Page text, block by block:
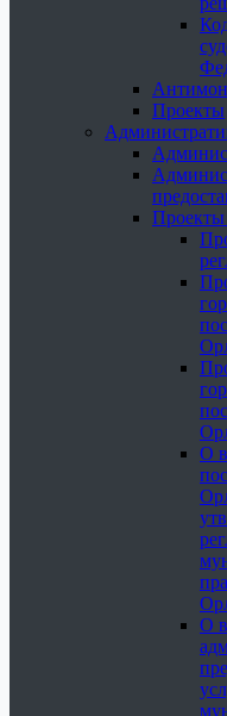
Проекты
Проекты
О
О